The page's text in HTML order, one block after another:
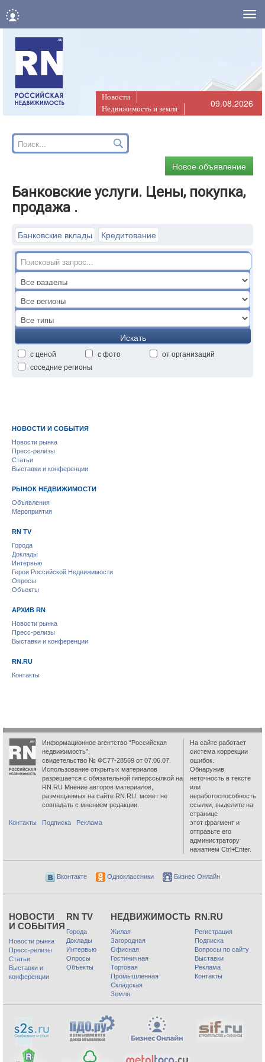
Новости
Недвижимость и земля
09.08.2026
Новое объявление
Банковские услуги. Цены, покупка,
продажа .
Банковские вклады Кредитование
Искать
с ценой с фото
от организаций
соседние регионы
НОВОСТИ И СОБЫТИЯ
Новости рынка
Пресс-релизы
Статьи
Выставки и конференции
РЫНОК НЕДВИЖИМОСТИ
Объявления
Мероприятия
RN TV
Города
Доклады
Интервью
Герои Российской Недвижимости
Опросы
Объекты
АРХИВ RN
Новости рынка
Пресс-релизы
Выставки и конференции
RN.RU
Контакты
Информационное агентство “Российская
недвижимость”,
свидетельство № ФС77-28569 от 07.06.07.
Использование открытых материалов
разрешается с обязательной гиперссылкой на
RN.RU Мнение авторов материалов,
размещаемых на сайте RN.RU, может не
совпадать с мнением редакции.
Контакты Подписка Реклама
На сайте работает
система коррекции
ошибок.
Обнаружив
неточность в тексте
или
неработоспособность
ссылки, выделите на
странице
этот фрагмент и
отправьте его
администратору
нажатием Ctrl+Enter.
Вконтакте Одноклассники Бизнес Онлайн
НОВОСТИ
И СОБЫТИЯ
Новости рынка
Пресс-релизы
Статьи
Выставки и
конференции
RN TV
Города
Доклады
Интервью
Опросы
Объекты
НЕДВИЖИМОСТЬ
Жилая
Загородная
Офисная
Гостиничная
Торговая
Промышленная
Складская
Земля
RN.RU
Регистрация
Подписка
Вопросы по сайту
Выставки
Реклама
Контакты